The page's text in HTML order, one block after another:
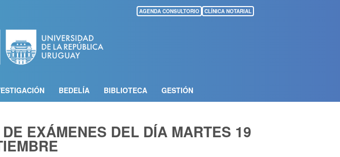
contenido
principal
AGENDA CONSULTORIO CLÍNICA NOTARIAL
BEDELÍA BIBLIOTECA GESTIÓN
EXÁMENES DEL DÍA MARTES 19